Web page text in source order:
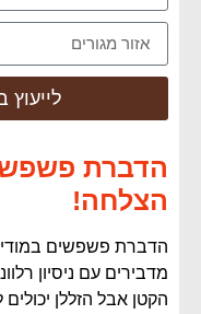
הצלחה!
הדברת פשפשים
מדבירים עם ניסיון